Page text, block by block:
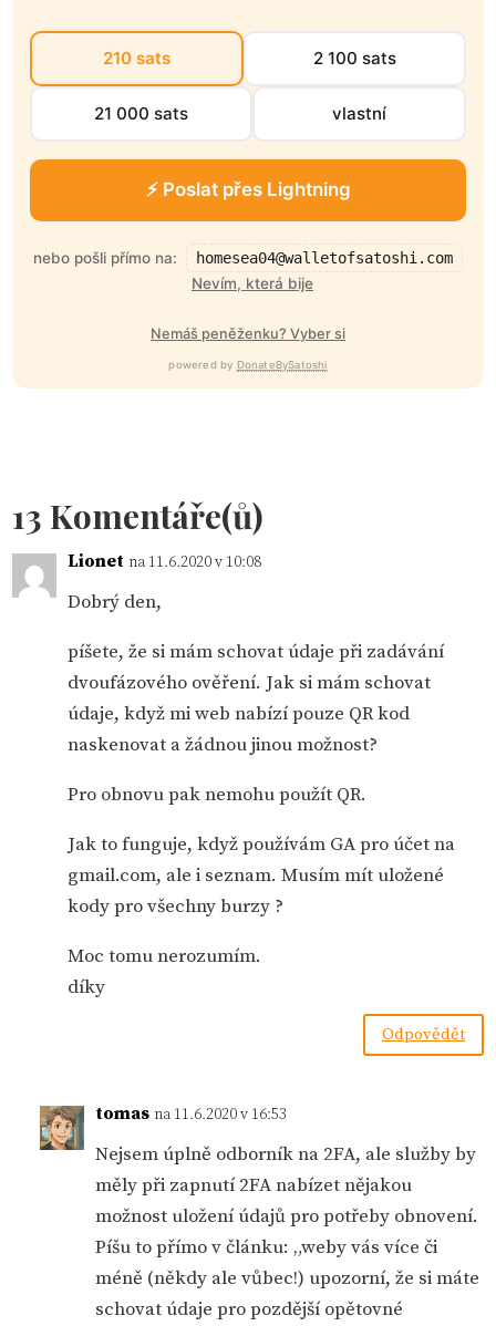
210 sats 2 100 sats
21 000 sats vlastní
⚡ Poslat přes Lightning
nebo pošli přímo na:
homesea04@walletofsatoshi.com
Nevím, která bije
Nemáš peněženku? Vyber si
powered by DonateBySatoshi
13 Komentáře(ů)
Lionet na 11.6.2020 v 10:08
Dobrý den,
píšete, že si mám schovat údaje při zadávání
dvoufázového ověření. Jak si mám schovat
údaje, když mi web nabízí pouze QR kod
naskenovat a žádnou jinou možnost?
Pro obnovu pak nemohu použít QR.
Jak to funguje, když používám GA pro účet na
gmail.com, ale i seznam. Musím mít uložené
kody pro všechny burzy ?
Moc tomu nerozumím.
díky
Odpovědět
tomas na 11.6.2020 v 16:53
Nejsem úplně odborník na 2FA, ale služby by
měly při zapnutí 2FA nabízet nějakou
možnost uložení údajů pro potřeby obnovení.
Píšu to přímo v článku: „weby vás více či
méně (někdy ale vůbec!) upozorní, že si máte
schovat údaje pro pozdější opětovné